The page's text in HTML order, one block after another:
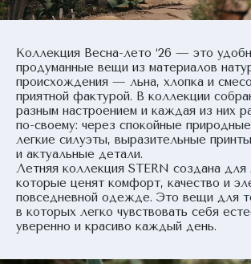
Коллекция Весна-лето ‘26 — это
продуманные вещи из материалов
происхождения — льна, хлопка и
приятной фактурой. В коллекции
разным настроением и каждая из них
по-своему: через спокойные
легкие силуэты, выразительные
и актуальные детали.
Летняя коллекция STERN создана
которые ценят комфорт, качество и
повседневной одежде. Это вещи для
в которых легко чувствовать себя
уверенно и красиво каждый день.